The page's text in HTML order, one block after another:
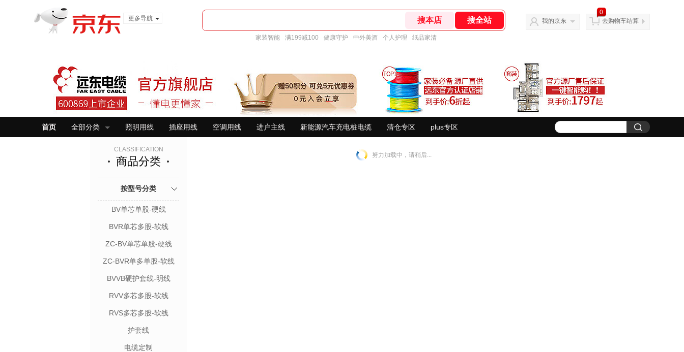
更多导航
家装智能 满199减100 健康守护 中外美酒 个人护理 纸品家清
我的京东
0
去购物车结算
首页 全部分类 照明用线 插座用线 空调用线 进户主线 新能源汽车充电桩电缆 清仓专区 plus专区
CLASSIFICATION
商品分类
按型号分类
BV单芯单股-硬线
BVR单芯多股-软线
ZC-BV单芯单股-硬线
ZC-BVR单多单股-软线
BVVB硬护套线-明线
RVV多芯多股-软线
RVS多芯多股-软线
护套线
电缆定制
努力加载中，请稍后...